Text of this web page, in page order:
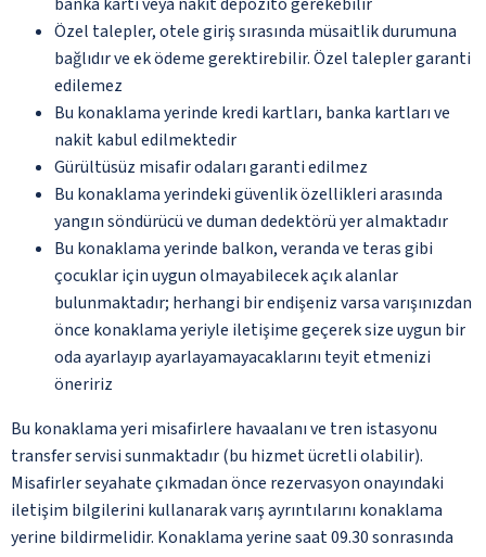
Özel talepler, otele giriş sırasında müsaitlik durumuna
bağlıdır ve ek ödeme gerektirebilir. Özel talepler garanti
edilemez
Bu konaklama yerinde kredi kartları, banka kartları ve
nakit kabul edilmektedir
Gürültüsüz misafir odaları garanti edilmez
Bu konaklama yerindeki güvenlik özellikleri arasında
yangın söndürücü ve duman dedektörü yer almaktadır
Bu konaklama yerinde balkon, veranda ve teras gibi
çocuklar için uygun olmayabilecek açık alanlar
bulunmaktadır; herhangi bir endişeniz varsa varışınızdan
önce konaklama yeriyle iletişime geçerek size uygun bir
oda ayarlayıp ayarlayamayacaklarını teyit etmenizi
öneririz
Bu konaklama yeri misafirlere havaalanı ve tren istasyonu
transfer servisi sunmaktadır (bu hizmet ücretli olabilir).
Misafirler seyahate çıkmadan önce rezervasyon onayındaki
iletişim bilgilerini kullanarak varış ayrıntılarını konaklama
yerine bildirmelidir. Konaklama yerine saat 09.30 sonrasında